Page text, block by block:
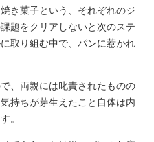
き菓子という、それぞれのジ
題をクリアしないと次のステ
取り組む中で、パンに惹かれ
、両親には叱責されたものの
気持ちが芽生えたこと自体は内
。